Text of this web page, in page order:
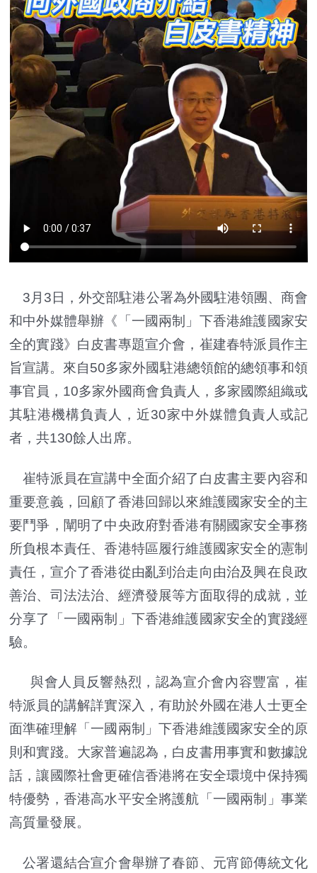
3月3日，外交部駐港公署為外國駐港領團、商會
和中外媒體舉辦《「一國兩制」下香港維護國家安
全的實踐》白皮書專題宣介會，崔建春特派員作主
旨宣講。來自50多家外國駐港總領館的總領事和領
事官員，10多家外國商會負責人，多家國際組織或
其駐港機構負責人，近30家中外媒體負責人或記
者，共130餘人出席。
崔特派員在宣講中全面介紹了白皮書主要內容和
重要意義，回顧了香港回歸以來維護國家安全的主
要鬥爭，闡明了中央政府對香港有關國家安全事務
所負根本責任、香港特區履行維護國家安全的憲制
責任，宣介了香港從由亂到治走向由治及興在良政
善治、司法法治、經濟發展等方面取得的成就，並
分享了「一國兩制」下香港維護國家安全的實踐經
驗。
與會人員反響熱烈，認為宣介會內容豐富，崔
特派員的講解詳實深入，有助於外國在港人士更全
面準確理解「一國兩制」下香港維護國家安全的原
則和實踐。大家普遍認為，白皮書用事實和數據說
話，讓國際社會更確信香港將在安全環境中保持獨
特優勢，香港高水平安全將護航「一國兩制」事業
高質量發展。
公署還結合宣介會舉辦了春節、元宵節傳統文化